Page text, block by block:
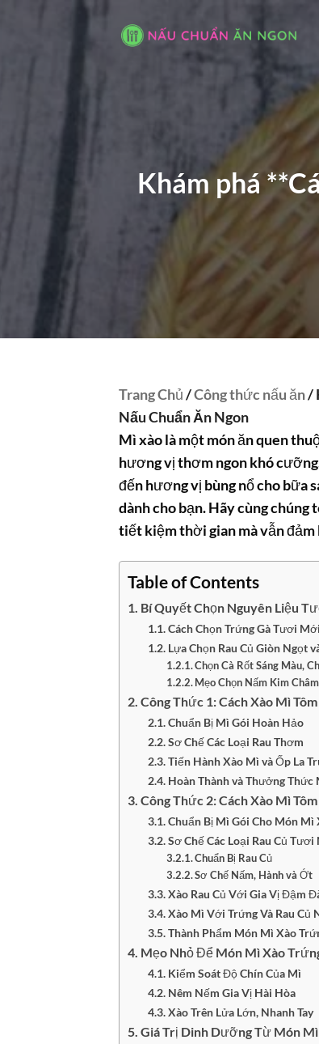
Khám phá
Trang Chủ/Công thức nấu ăn/
Nấu Chuẩn Ăn Ngon
Mì xào là một món ăn quen
hương vị thơm ngon khó
đến hương vị bùng nổ cho bữa
dành cho bạn. Hãy cùng
tiết kiệm thời gian mà vẫn đảm
Table of Contents
Bí Quyết Chọn Nguyên Liệu
Cách Chọn Trứng Gà Tươi Mới
Lựa Chọn Rau Củ Giòn Ngọt
Chọn Cà Rốt Sáng Màu,
Mẹo Chọn Nấm Kim
Công Thức 1: Cách Xào Mì
Chuẩn Bị Mì Gói Hoàn Hảo
Sơ Chế Các Loại Rau Thơm
Tiến Hành Xào Mì và Ốp La
Hoàn Thành và Thưởng Thức
Công Thức 2: Cách Xào Mì
Chuẩn Bị Mì Gói Cho Món Mì
Sơ Chế Các Loại Rau Củ Tươi
Chuẩn Bị Rau Củ
Sơ Chế Nấm, Hành và Ớt
Xào Rau Củ Với Gia Vị Đậm
Xào Mì Với Trứng Và Rau Củ
Thành Phẩm Món Mì Xào
Mẹo Nhỏ Để Món Mì Xào
Kiểm Soát Độ Chín Của Mì
Nêm Nếm Gia Vị Hài Hòa
Xào Trên Lửa Lớn, Nhanh Tay
Giá Trị Dinh Dưỡng Từ Món